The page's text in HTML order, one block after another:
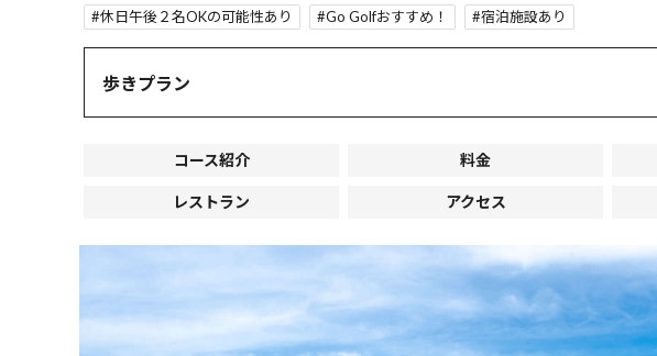
休日午後２名OKの可能性あり
Go Golfおすすめ！ 宿泊施設あり
歩きプラン
コース紹介 料金
レストラン アクセス